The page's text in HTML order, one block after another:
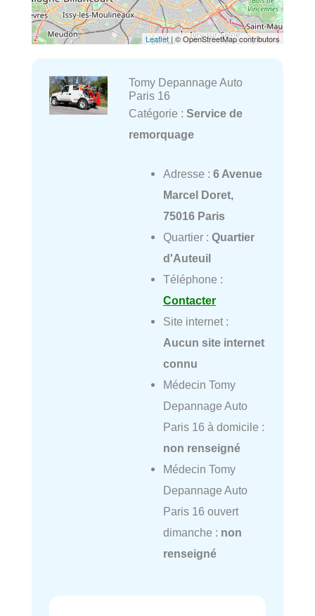
Leaflet | © OpenStreetMap contributors
Tomy Depannage Auto
Paris 16
Catégorie : Service de
remorquage
Adresse : 6 Avenue
Marcel Doret,
75016 Paris
Quartier : Quartier
d'Auteuil
Téléphone :
Contacter
Site internet :
Aucun site internet
connu
Médecin Tomy
Depannage Auto
Paris 16 à domicile :
non renseigné
Médecin Tomy
Depannage Auto
Paris 16 ouvert
dimanche : non
renseigné